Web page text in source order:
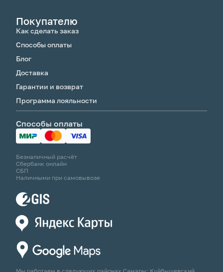
Покупателю
Как сделать заказ
Способы оплаты
Блог
Доставка
Гарантии и возврат
Программа лояльности
Способы оплаты
Безналичный расчёт
Сбербанк онлайн
СБП
Наличными при самовывозе